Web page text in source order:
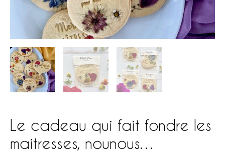
Le cadeau qui fait fondre les
maitresses, nounous…